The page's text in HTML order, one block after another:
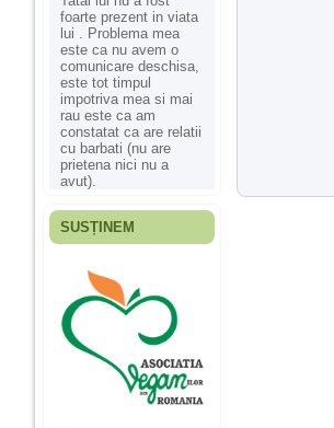
foarte prezent in viata
lui . Problema mea
este ca nu avem o
comunicare deschisa,
este tot timpul
impotriva mea si mai
rau este ca am
constatat ca are relatii
cu barbati (nu are
prietena nici nu a
avut).
Fiica mea s-a nascut
ani, privind in urma
realizez cat de multe
greseli am facut in
educatia si cresterea
ei, am fost o mama
egoista, preocupata
de implinirea
profesionala, cand ea
era mica am neglijat-
SUSȚINEM